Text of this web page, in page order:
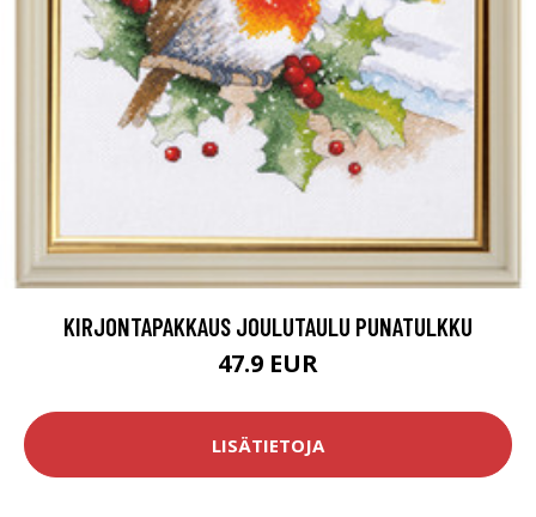
KIRJONTAPAKKAUS JOULUTAULU PUNATULKKU
47.9 EUR
LISÄTIETOJA